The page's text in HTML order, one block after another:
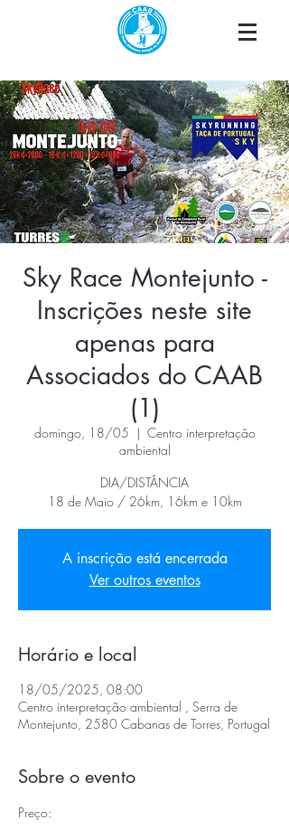
Sky Race Montejunto -
Inscrições neste site
apenas para
Associados do CAAB
(1)
domingo, 18/05
  |
Centro interpretação
ambiental
DIA/DISTÂNCIA
18 de Maio / 26km, 16km e 10km
A inscrição está encerrada
Ver outros eventos
Horário e local
18/05/2025, 08:00
Centro interpretação ambiental , Serra de
Montejunto, 2580 Cabanas de Torres, Portugal
Sobre o evento
Preço: